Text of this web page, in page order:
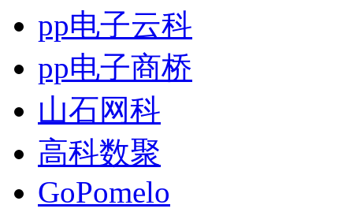
pp电子云科
pp电子商桥
山石网科
高科数聚
GoPomelo